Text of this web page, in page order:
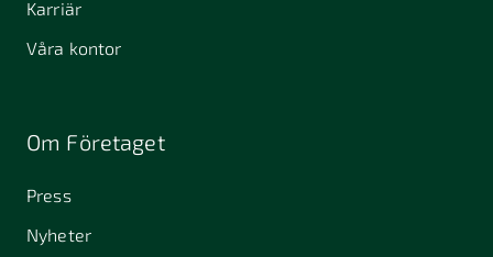
Karriär
Våra kontor
Om Företaget
Press
Nyheter